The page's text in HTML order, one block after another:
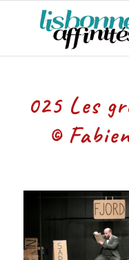
025 Les
©